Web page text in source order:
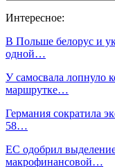
Интересное:
В Польше белорус и
одной…
У самосвала лопнуло
маршрутке…
Германия сократила
58…
ЕС одобрил
макрофинансовой…